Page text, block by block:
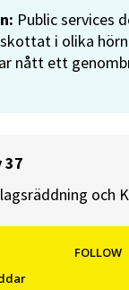
Public services
i olika
nått ett
37
och